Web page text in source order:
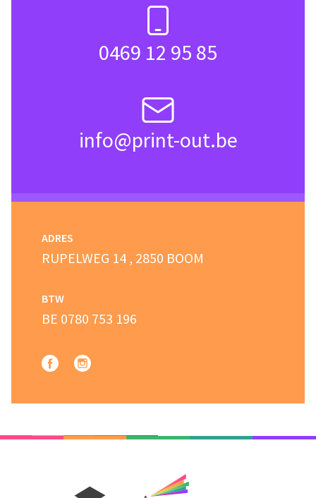
0469 12 95 85
info@print-out.be
ADRES
RUPELWEG 14 , 2850 BOOM
BTW
BE 0780 753 196